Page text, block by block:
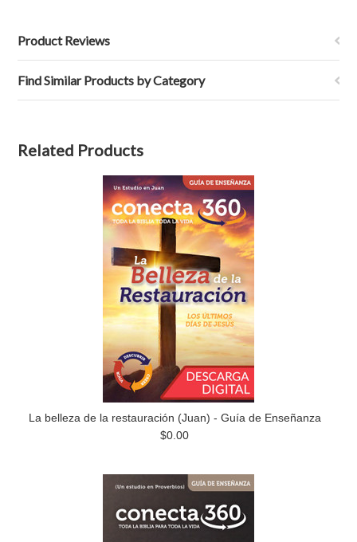
Product Reviews
Find Similar Products by Category
Related Products
La belleza de la restauración (Juan) - Guía de Enseñanza
$0.00